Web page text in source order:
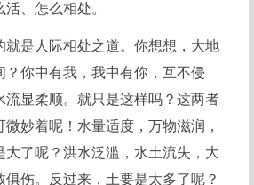
、怎么相处。
就是人际相处之道。你想想，大地
？你中有我，我中有你，互不侵
流显柔顺。就只是这样吗？这两者
妙着呢！水量适度，万物滋润，
大了呢？洪水泛滥，水土流失，大
伤。反过来，土要是太多了呢？